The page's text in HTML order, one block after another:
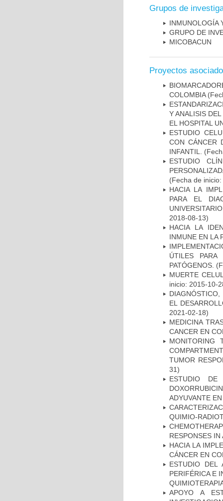
Grupos de
INMUNOLOGÍA
GRUPO DE
MICOBAC­UN
Proyectos
COLOMBIA
Y ANALISIS
EL HOSPITAL
ESTUDIO
CON CÁNCER
INFANTIL.
ESTUDIO
(Fecha de
HACIA LA
PARA EL
2018-08-13)
HACIA LA
INMUNE EN LA
ÚTILES
PATÓGENOS.
MUERTE
inicio: 2015-10-
EL
2021-02-18)
MEDICINA
CANCER EN
MONITORING
TUMOR
31)
ESTUDIO DE
ADYUVANTE
QUIMIO-
RESPONSES IN
HACIA LA
CÁNCER EN
ESTUDIO DEL
PERIFÉRICA E
APOYO A